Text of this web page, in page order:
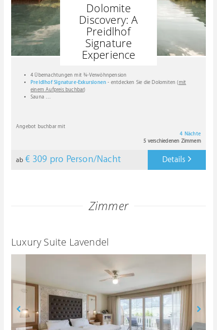
Dolomite
Discovery: A
Preidlhof
Signature
Experience
4 Übernachtungen mit ¾-Verwöhnpension
Preidlhof Signature-Exkursionen - entdecken Sie die Dolomiten (mit
einem Aufpreis buchbar)
Sauna …
Angebot buchbar mit
4 Nächte
5 verschiedenen Zimmern
ab € 309 pro Person/Nacht Details
Zimmer
Luxury Suite Lavendel